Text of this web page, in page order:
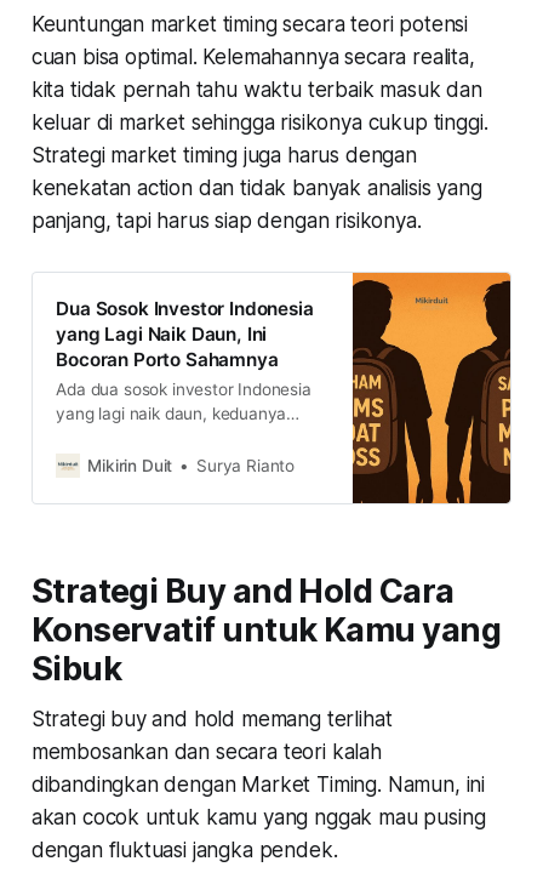
Keuntungan market timing secara teori potensi
cuan bisa optimal. Kelemahannya secara realita,
kita tidak pernah tahu waktu terbaik masuk dan
keluar di market sehingga risikonya cukup tinggi.
Strategi market timing juga harus dengan
kenekatan action dan tidak banyak analisis yang
panjang, tapi harus siap dengan risikonya.
Dua Sosok Investor Indonesia
yang Lagi Naik Daun, Ini
Bocoran Porto Sahamnya
Ada dua sosok investor Indonesia
yang lagi naik daun, keduanya
tinggi karena momentum maupun
apa saja isi porto sahamnya?
Mikirin Duit Surya Rianto
Strategi Buy and Hold Cara
Konservatif untuk Kamu yang
Sibuk
Strategi buy and hold memang terlihat
membosankan dan secara teori kalah
dibandingkan dengan Market Timing. Namun, ini
akan cocok untuk kamu yang nggak mau pusing
dengan fluktuasi jangka pendek.